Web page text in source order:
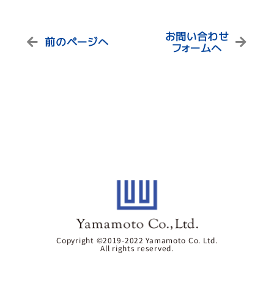
前のページへ
お問い合わせ
フォームへ
Copyright ©2019-2022 Yamamoto Co. Ltd.
All rights reserved.